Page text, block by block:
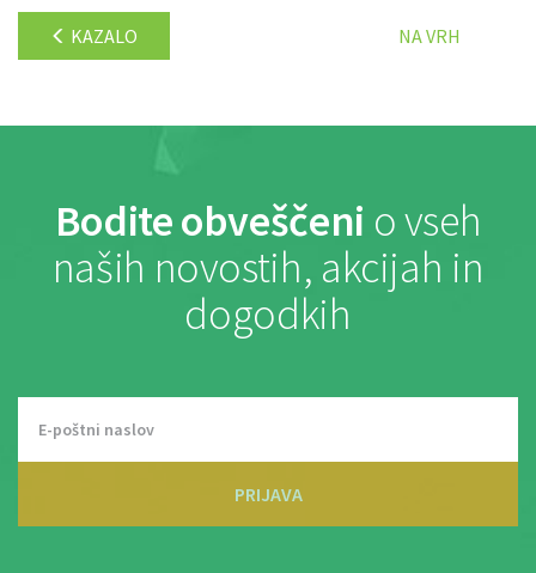
KAZALO NA VRH
Bodite obveščeni o vseh
naših novostih, akcijah in
dogodkih
PRIJAVA